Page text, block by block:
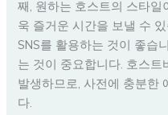
째, 원하는 호스트의 스타
욱 즐거운 시간을 보낼 수
SNS를 활용하는 것이 좋습
는 것이 중요합니다. 호스
발생하므로, 사전에 충분한
다.